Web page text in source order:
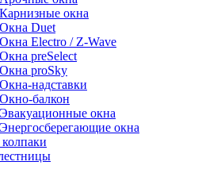
Карнизные окна
Окна Duet
Окна Electro / Z-Wave
Окна preSelect
Окна proSky
Окна-надставки
Окно-балкон
Эвакуационные окна
Энергосберегающие окна